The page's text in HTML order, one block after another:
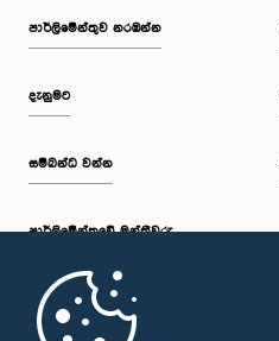
පාර්ලි‌මේන්තුව නරඹන්න
දැනුමට
සම්බන්ධ වන්න
පාර්ලි‌මේන්තුවේ මන්ත්‍රීවරු
මුල් පිටුව